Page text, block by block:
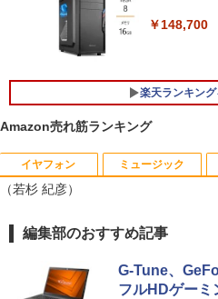
￥148,700
楽天ランキン
1
【予約商品
ミニサイズ
￥2,200
Amazon売れ筋ランキング
イヤフォン
Anker
￥7,990
ミュージック
BRUCE
[Explicit]
￥250
【
ET ラベルレ
￥1,112
薬屋のひとり
ンガンコミッ
￥770
（若杉 紀彦）
編集部のおすすめ記事
G-Tune、
フルHDゲーミ